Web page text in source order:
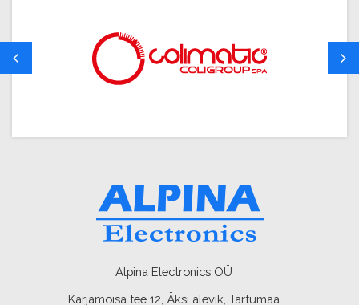
Alpina Electronics OÜ
Karjamõisa tee 12, Äksi alevik, Tartumaa